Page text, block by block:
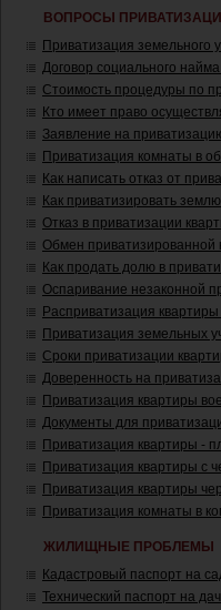
ВОПРОСЫ
Приватизация земельного
Договор социального
Стоимость процедуры по
Кто имеет право
Заявление на
Приватизация комнаты в
Как написать отказ от
Как приватизировать
Отказ в приватизации
Обмен приватизированной
Как продать долю в
Оспаривание незаконной
Расприватизация
Приватизация земельных
Сроки приватизации
Доверенность на
Приватизация квартиры
Документы для
Приватизация квартиры -
Приватизация квартиры с
Приватизация квартиры
Приватизация комнаты в
ЖИЛИЩНЫЕ ПРОБЛЕМЫ
Кадастровый паспорт на
Технический паспорт на